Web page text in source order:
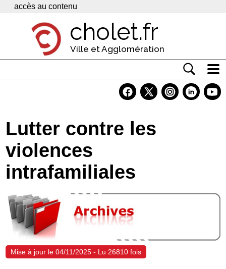
Panneau de gestion des cookies
accès au contenu
cholet.fr
Ville et Agglomération
Economie
Services
Contacts
Lutter contre les
violences
intrafamiliales
Mise à jour le 04/11/2025 - Lu 26810 fois